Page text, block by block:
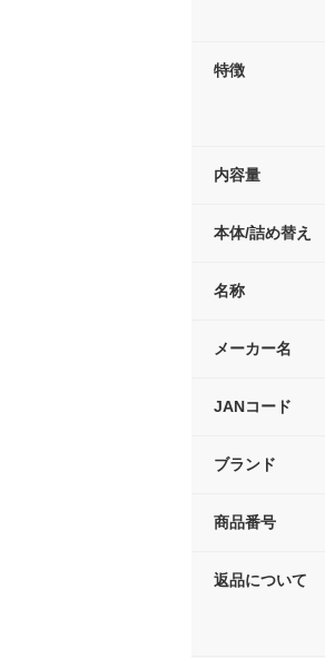
特徴
内容量
本体/詰め替え
名称
メーカー名
JANコード
ブランド
商品番号
返品について